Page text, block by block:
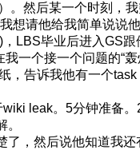
。然后某一个时刻，
想请他给我简单说说
LBS毕业后进入GS
一个接一个问题的“
，告诉我他有一个
leak。5分钟准备
，然后说他知道我还